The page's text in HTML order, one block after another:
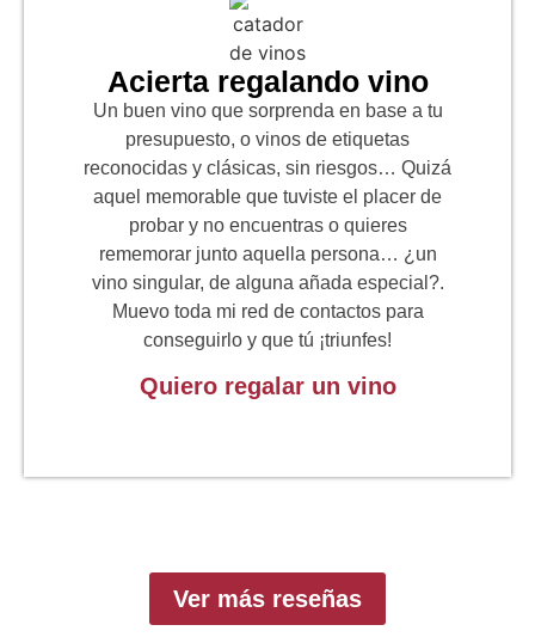
Acierta regalando vino
Un buen vino que sorprenda en base a tu
presupuesto, o vinos de etiquetas
reconocidas y clásicas, sin riesgos… Quizá
aquel memorable que tuviste el placer de
probar y no encuentras o quieres
rememorar junto aquella persona… ¿un
vino singular, de alguna añada especial?.
Muevo toda mi red de contactos para
conseguirlo y que tú ¡triunfes!
Quiero regalar un vino
Ver más reseñas